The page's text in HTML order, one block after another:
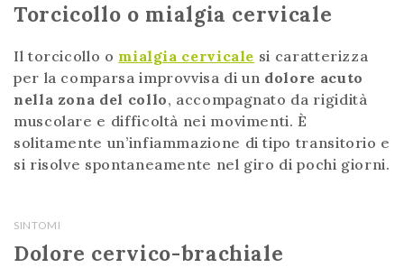
Torcicollo o mialgia cervicale
Il torcicollo o mialgia cervicale si caratterizza
per la comparsa improvvisa di un dolore acuto
nella zona del collo, accompagnato da rigidità
muscolare e difficoltà nei movimenti. È
solitamente un’infiammazione di tipo transitorio e
si risolve spontaneamente nel giro di pochi giorni.
SINTOMI
Dolore cervico-brachiale